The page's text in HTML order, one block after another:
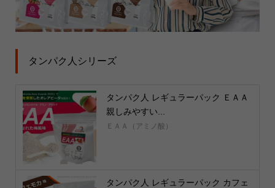
タンパク人シリーズ
タンパク人 レギュラーパック ＥＡＡ
親しみやすい...
ＥＡＡ（アミノ酸）
タンパク人 レギュラーパック カフェ